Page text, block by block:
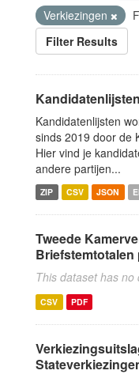
Verkiezingen
Filter Results
Kandidatenlijsten
sinds 2019 door de
Hier vind je
andere partijen...
ZIP CSV JSON
Tweede
Briefstemtotalen
This dataset has no
CSV PDF